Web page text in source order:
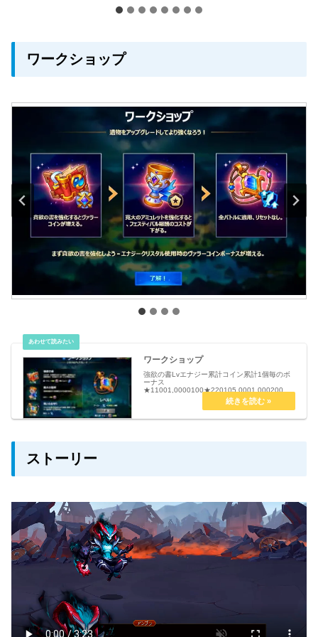
ワークショップ
ワークショップ
強欲の書Lvエナジー累計コイン累計1個毎のボ
ーナス
★11001,0000100★220105,0001,000200★3
303014,0006,000300★4406030,00020,0004
00★55010055,00050,00050…
ストーリー